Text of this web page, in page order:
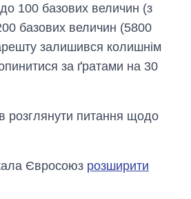
100 базових величин (з
базових величин (5800
залишився колишнім
за ґратами на 30
розглянути питання щодо
Євросоюз розширити
Міністерства